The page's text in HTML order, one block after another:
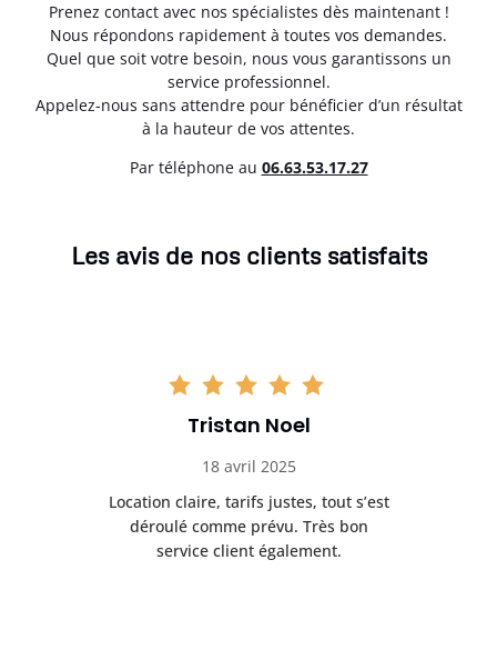
Prenez contact avec nos spécialistes dès maintenant !
Nous répondons rapidement à toutes vos demandes.
Quel que soit votre besoin, nous vous garantissons un
service professionnel.
Appelez-nous sans attendre pour bénéficier d’un résultat
à la hauteur de vos attentes.
Par téléphone au 06.63.53.17.27
Les avis de nos clients satisfaits
Tristan Noel
18 avril 2025
Location claire, tarifs justes, tout s’est
déroulé comme prévu. Très bon
service client également.